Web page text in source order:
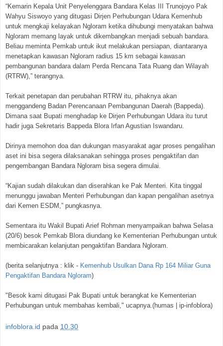
“Kemarin Kepala Unit Penyelenggara Bandara Kelas III Trunojoyo Pak
Wahyu Siswoyo yang ditugasi Dirjen Perhubungan Udara Kemenhub
untuk mengkaji kelayakan Ngloram ketika dihubungi menyatakan bahwa
Ngloram memang layak untuk dikembangkan menjadi sebuah bandara.
Beliau meminta Pemkab untuk ikut melakukan persiapan, diantaranya
menetapkan kawasan Ngloram radius 15 km sebagai kawasan
pembangunan bandara dalam Perda Rencana Tata Ruang dan Wilayah
(RTRW),” terangnya.
Terkait penetapan dan perubahan RTRW itu, pihaknya akan
menggandeng Badan Perencanaan Pembangunan Daerah (Bappeda).
Dimana saat Bupati menghadap ke Dirjen Perhubungan Udara itu turut
hadir juga Sekretaris Bappeda Blora Irfan Agustian Iswandaru.
Dirinya memohon doa dan dukungan masyarakat agar proses pengalihan
aset ini bisa segera dilaksanakan sehingga proses pengaktifan dan
pengembangan Bandara Ngloram bisa segera dimulai.
“Kajian sudah dilakukan dan diserahkan ke Pak Menteri. Kita tinggal
menunggu jawaban Menteri Perhubungan dan kapan pengalihan asetnya
dari Kemen ESDM,” pungkasnya.
Sementara itu Wakil Bupati Arief Rohman menyampaikan bahwa Selasa
(20/6) besok Pemkab Blora diundang ke Kementerian Perhubungan untuk
membicarakan kelanjutan pengaktifan Bandara Ngloram.
(berita selanjutnya : klik - Kemenhub Usulkan Dana Rp 164 Miliar Guna
Pengaktifan Bandara Ngloram)
"Besok kami ditugasi Pak Bupati untuk berangkat ke Kementerian
Perhubungan untuk membahas kembali," ucapnya.(humas | ip-infoblora)
infoblora.id pada 10.30